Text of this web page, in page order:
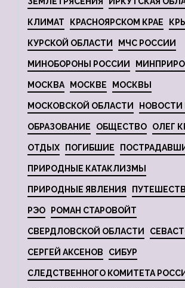
КЛИМАТ КРАСНОЯРСКОМ КРАЕ
КУРСКОЙ ОБЛАСТИ МЧС РОССИИ
МИНОБОРОНЫ РОССИИ
МОСКВА МОСКВЕ МОСКВЫ
МОСКОВСКОЙ ОБЛАСТИ НОВОСТИ
ОБРАЗОВАНИЕ ОБЩЕСТВО ОЛЕГ
ОТДЫХ ПОГИБШИЕ
ПРИРОДНЫЕ КАТАКЛИЗМЫ
ПРИРОДНЫЕ ЯВЛЕНИЯ
РЭО РОМАН СТАРОВОЙТ
СВЕРДЛОВСКОЙ ОБЛАСТИ
СЕРГЕЙ АКСЕНОВ СИБУР
СЛЕДСТВЕННОГО КОМИТЕТА